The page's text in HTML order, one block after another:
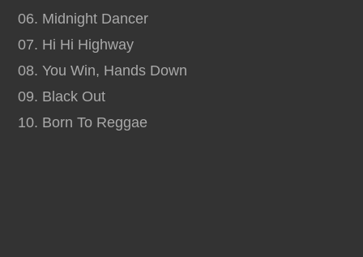
06. Midnight Dancer
07. Hi Hi Highway
08. You Win, Hands Down
09. Black Out
10. Born To Reggae